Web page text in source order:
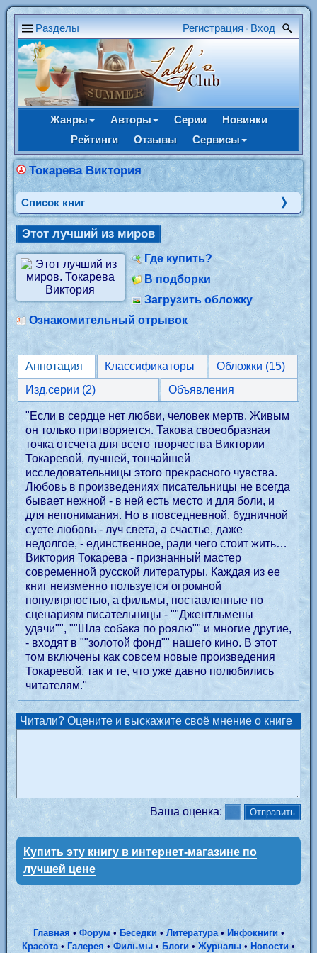
Разделы Регистрация • Вход
Жанры Авторы Серии
Новинки
Рейтинги
Отзывы Сервисы
Токарева Виктория
Cписок книг
Этот лучший из миров
Где купить?
В подборки
Загрузить обложку
Ознакомительный отрывок
Аннотация Классификаторы
Обложки (15)
Изд.серии (2)
Объявления
"Если в сердце нет любви, человек мертв. Живым
он только притворяется. Такова своеобразная
точка отсчета для всего творчества Виктории
Токаревой, лучшей, тончайшей
исследовательницы этого прекрасного чувства.
Любовь в произведениях писательницы не всегда
бывает нежной - в ней есть место и для боли, и
для непонимания. Но в повседневной, будничной
суете любовь - луч света, а счастье, даже
недолгое, - единственное, ради чего стоит жить…
Виктория Токарева - признанный мастер
современной русской литературы. Каждая из ее
книг неизменно пользуется огромной
популярностью, а фильмы, поставленные по
сценариям писательницы - ""Джентльмены
удачи"", ""Шла собака по роялю"" и многие другие,
- входят в ""золотой фонд"" нашего кино. В этот
том включены как совсем новые произведения
Токаревой, так и те, что уже давно полюбились
читателям."
Читали? Оцените и выскажите своё мнение о книге
Ваша оценка:
Купить эту книгу в интернет-магазине по
лучшей цене
Главная • Форум• Беседки• Литература• Инфокниги•
Красота• Галерея • Фильмы • Блоги • Журналы • Новости •